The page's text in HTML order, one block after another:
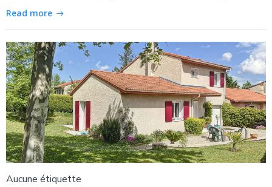
Read more
Aucune étiquette